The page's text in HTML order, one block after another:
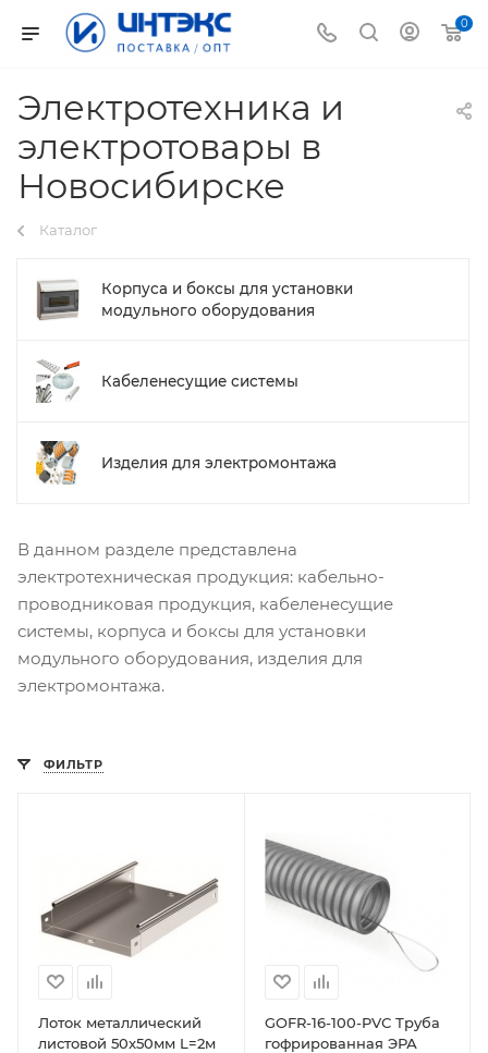
0
Электротехника и
электротовары в
Новосибирске
Каталог
Корпуса и боксы для установки
модульного оборудования
Кабеленесущие системы
Изделия для электромонтажа
В данном разделе представлена
электротехническая продукция: кабельно-
проводниковая продукция, кабеленесущие
системы, корпуса и боксы для установки
модульного оборудования, изделия для
электромонтажа.
ФИЛЬТР
Лоток металлический
листовой 50x50мм L=2м
GOFR-16-100-PVС Труба
гофрированная ЭРА